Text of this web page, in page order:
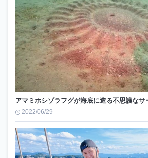
アマミホシゾラフグが海底に造る不思議なサ
2022/06/29